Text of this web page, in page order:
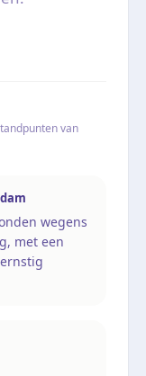
van
wegens
met een